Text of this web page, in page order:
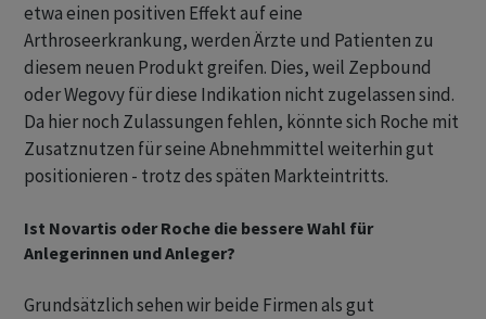
etwa einen positiven Effekt auf eine
Arthroseerkrankung, werden Ärzte und Patienten zu
diesem neuen Produkt greifen. Dies, weil Zepbound
oder Wegovy für diese Indikation nicht zugelassen sind.
Da hier noch Zulassungen fehlen, könnte sich Roche mit
Zusatznutzen für seine Abnehmmittel weiterhin gut
positionieren - trotz des späten Markteintritts.
Ist Novartis oder Roche die bessere Wahl für
Anlegerinnen und Anleger?
Grundsätzlich sehen wir beide Firmen als gut